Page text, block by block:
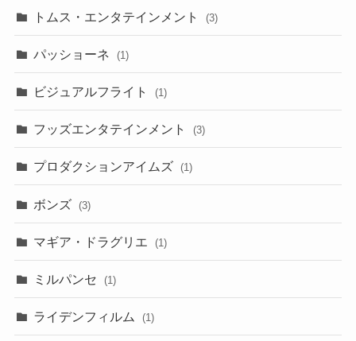
トムス・エンタテインメント (3)
パッショーネ (1)
ビジュアルフライト (1)
フッズエンタテインメント (3)
プロダクションアイムズ (1)
ボンズ (3)
マギア・ドラグリエ (1)
ミルパンセ (1)
ライデンフィルム (1)